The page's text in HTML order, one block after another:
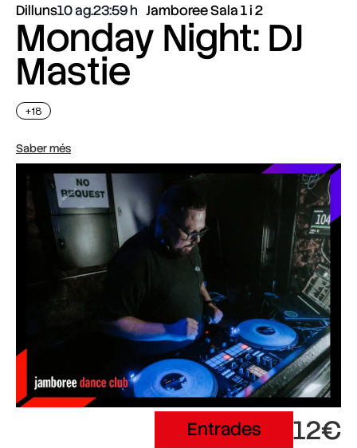
Dilluns10 ag.23:59 Jamboree Sala 1 i 2
Monday Night: DJ
Mastie
+18
Saber més
Entrades 12€